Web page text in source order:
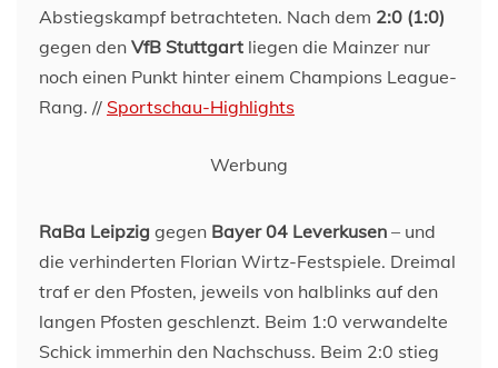
Abstiegskampf betrachteten. Nach dem 2:0 (1:0)
gegen den VfB Stuttgart liegen die Mainzer nur
noch einen Punkt hinter einem Champions League-
Rang. // Sportschau-Highlights
Werbung
RaBa Leipzig gegen Bayer 04 Leverkusen – und
die verhinderten Florian Wirtz-Festspiele. Dreimal
traf er den Pfosten, jeweils von halblinks auf den
langen Pfosten geschlenzt. Beim 1:0 verwandelte
Schick immerhin den Nachschuss. Beim 2:0 stieg